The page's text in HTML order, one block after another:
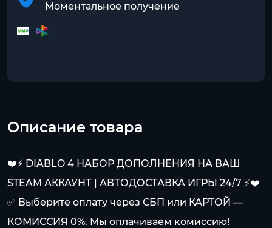
Моментальное получение
Описание товара
❤️⚡️ DIABLO 4 НАБОР ДОПОЛНЕНИЯ НА ВАШ
STEAM АККАУНТ | АВТОДОСТАВКА ИГРЫ 24/7 ⚡️❤️
✅ Выберите оплату через СБП или КАРТОЙ —
КОМИССИЯ 0%. Мы оплачиваем комиссию!